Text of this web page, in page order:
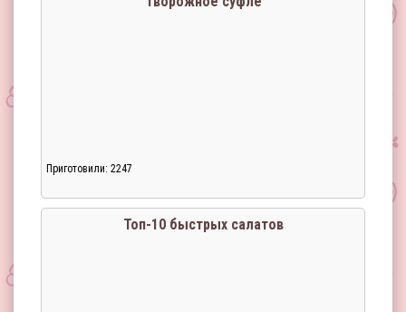
Приготовили: 2247
Топ-10 быстрых салатов